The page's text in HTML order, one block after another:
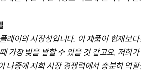
레이의 시장성입니다. 이 제품이 현재보
가장 빛을 발할 수 있을 것 같고요. 저희
나중에 저희 시장 경쟁력에서 충분히 역